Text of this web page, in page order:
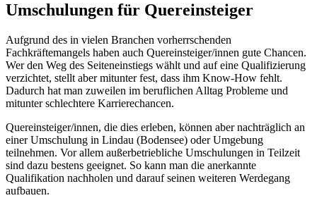
Umschulungen für Quereinsteiger
Aufgrund des in vielen Branchen vorherrschenden
Fachkräftemangels haben auch Quereinsteiger/innen gute Chancen.
Wer den Weg des Seiteneinstiegs wählt und auf eine Qualifizierung
verzichtet, stellt aber mitunter fest, dass ihm Know-How fehlt.
Dadurch hat man zuweilen im beruflichen Alltag Probleme und
mitunter schlechtere Karrierechancen.
Quereinsteiger/innen, die dies erleben, können aber nachträglich an
einer Umschulung in Lindau (Bodensee) oder Umgebung
teilnehmen. Vor allem außerbetriebliche Umschulungen in Teilzeit
sind dazu bestens geeignet. So kann man die anerkannte
Qualifikation nachholen und darauf seinen weiteren Werdegang
aufbauen.